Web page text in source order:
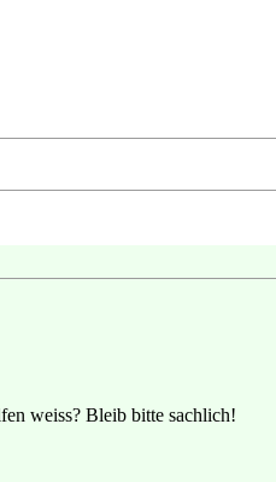
weiss? Bleib bitte sachlich!